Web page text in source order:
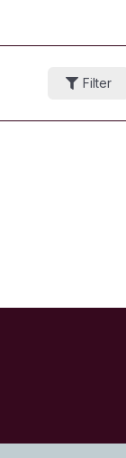
Filter